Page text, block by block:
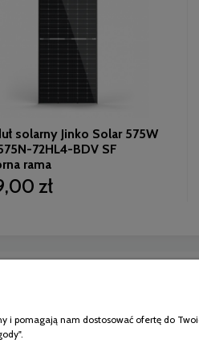
solarny Jinko Solar 575W
72HL4-BDV SF
rama
zł
modułów Jinko
pomagają nam dostosować ofertę do